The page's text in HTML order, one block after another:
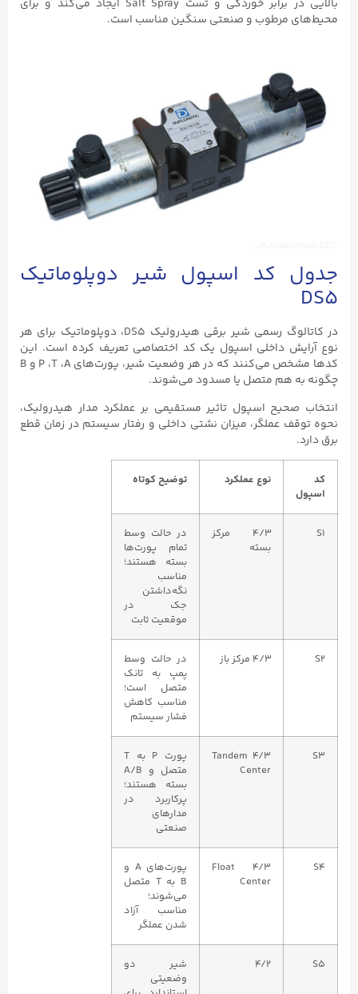
بالایی در برابر خوردگی و تست Salt Spray ایجاد می‌کند و برای
محیط‌های مرطوب و صنعتی سنگین مناسب است.
جدول کد اسپول شیر دوپلوماتیک
DS5
در کاتالوگ رسمی شیر برقی هیدرولیک DS5، دوپلوماتیک برای هر
نوع آرایش داخلی اسپول یک کد اختصاصی تعریف کرده است. این
کدها مشخص می‌کنند که در هر وضعیت شیر، پورت‌های P ،T ،A و B
چگونه به هم متصل یا مسدود می‌شوند.
انتخاب صحیح اسپول تاثیر مستقیمی بر عملکرد مدار هیدرولیک،
نحوه توقف عملگر، میزان نشتی داخلی و رفتار سیستم در زمان قطع
برق دارد.
کد
اسپول
نوع عملکرد توضیح کوتاه
S1
۴/۳ مرکز
بسته
در حالت وسط
تمام پورت‌ها
بسته هستند؛
مناسب
نگه‌داشتن
جک در
موقعیت ثابت
S2 ۴/۳ مرکز باز
در حالت وسط
پمپ به تانک
متصل است؛
مناسب کاهش
فشار سیستم
S3
4/3 Tandem
Center
پورت P به T
متصل و A/B
بسته هستند؛
پرکاربرد در
مدارهای
صنعتی
S4
4/3 Float
Center
پورت‌های A و
B به T متصل
می‌شوند؛
مناسب آزاد
شدن عملگر
S5
4/2
شیر دو
وضعیتی